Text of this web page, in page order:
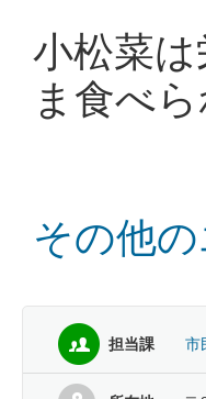
小松菜
ま食べら
その他
担当課 市